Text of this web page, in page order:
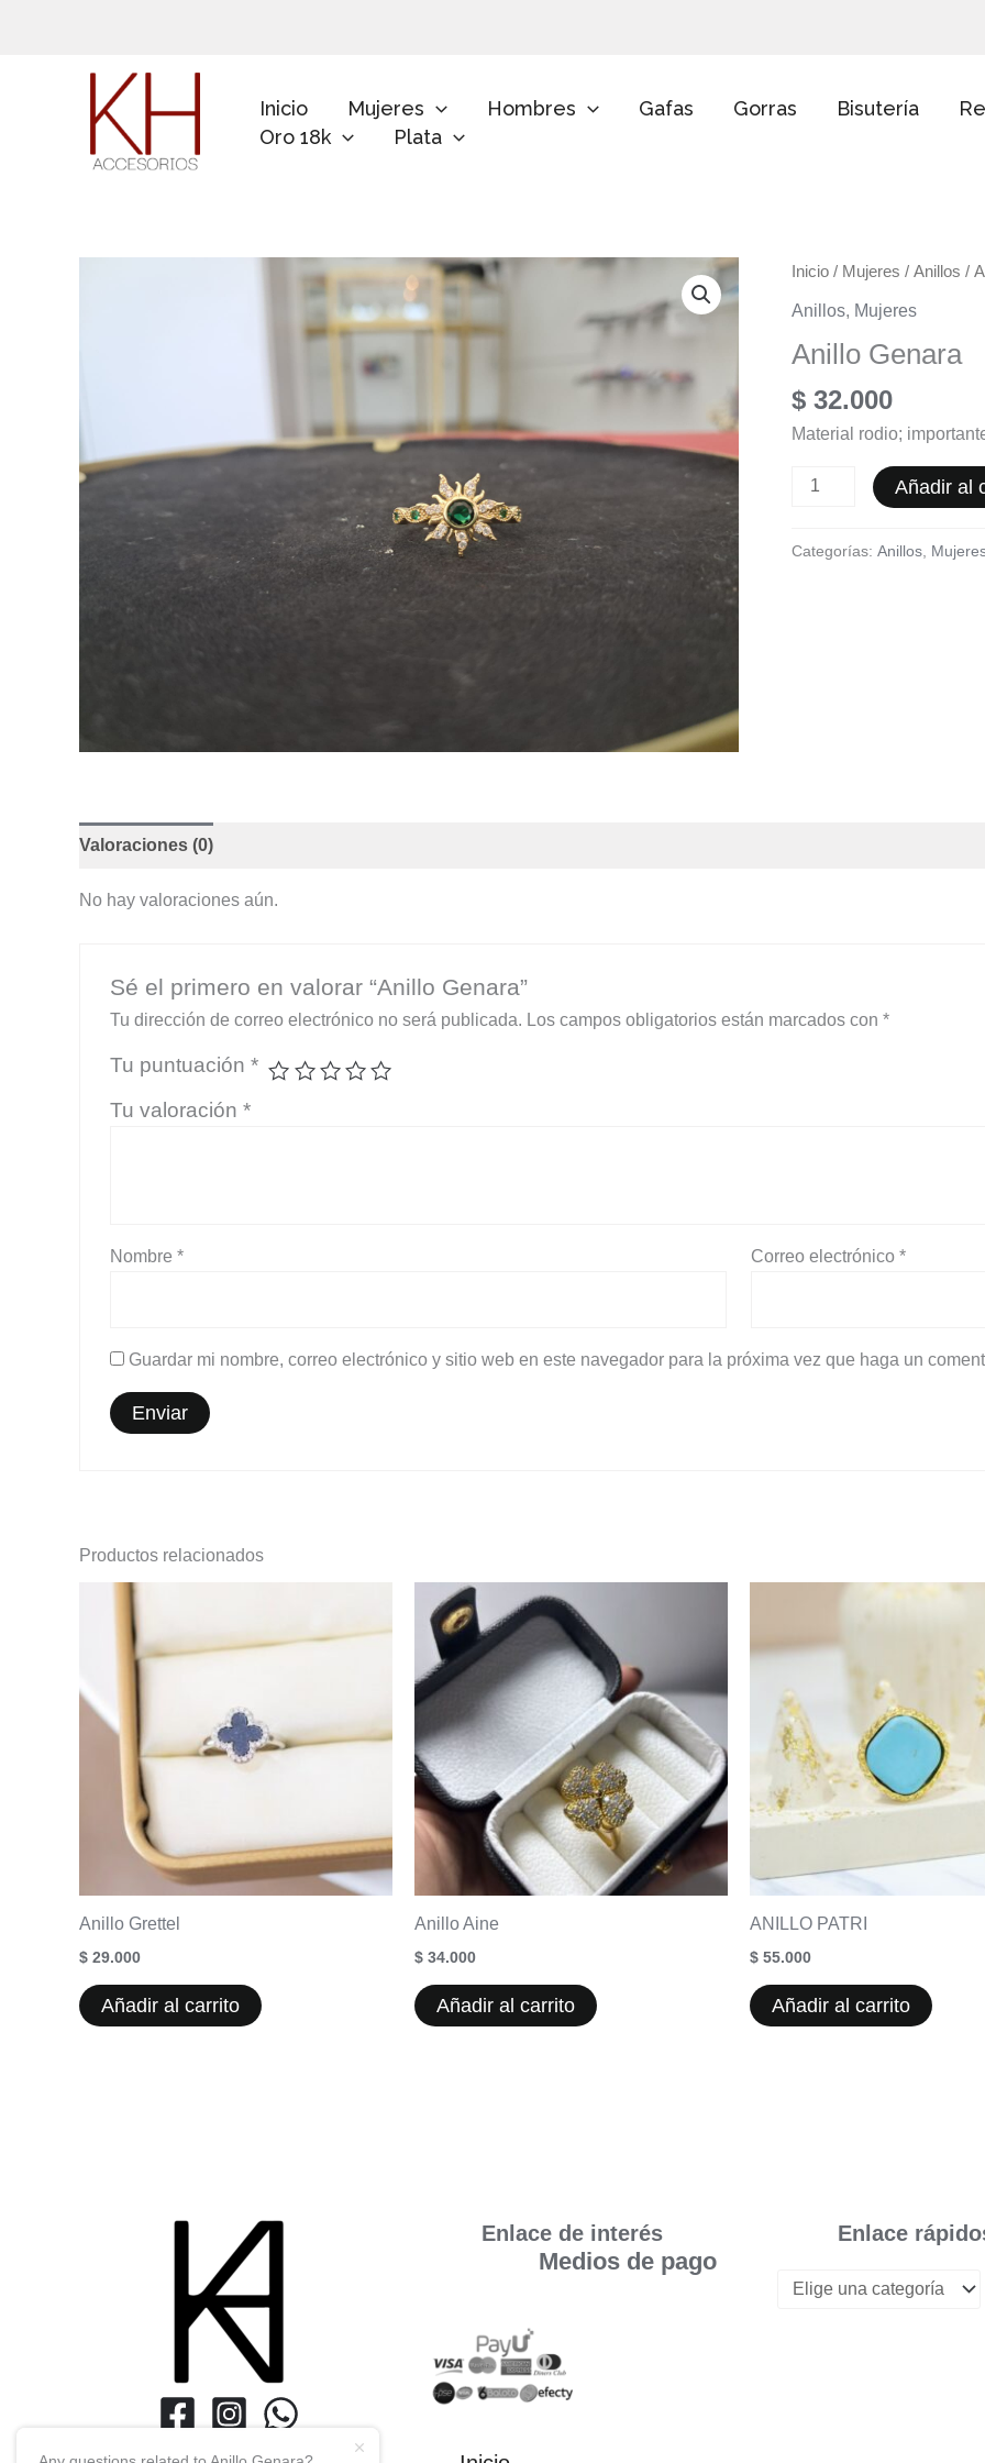
Inicio Mujeres Hombres Gafas Gorras Bisutería
Oro 18k
Plata
Inicio / Mujeres / Anillos /
Anillos, Mujeres
Anillo Genara
$ 32.000
Material rodio;
Anillo
Añadir al
Categorías: Anillos
Valoraciones (0)
No hay valoraciones aún.
Sé el primero en valorar “Anillo Genara”
Tu dirección de correo electrónico no será publicada. Los campos obligatorios están marcados con *
Tu puntuación *
Tu valoración *
Nombre * Correo electrónico*
Guardar mi nombre, correo electrónico y sitio web en este navegador para la próxima vez que haga un
Productos relacionados
Anillo Grettel
$ 29.000
Añadir al carrito
Anillo Aine
$ 34.000
Añadir al carrito
ANILLO PATRI
$ 55.000
Añadir al carrito
Enlace de interés
Medios de pago
Enlace
u